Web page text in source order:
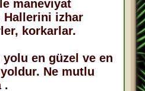
maneviyat
Hallerini izhar
korkarlar.
en güzel ve en
Ne mutlu
.